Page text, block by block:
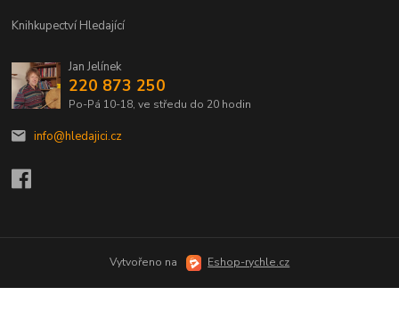
Knihkupectví Hledající
Jan Jelínek
220 873 250
Po-Pá 10-18, ve středu do 20 hodin
info@hledajici.cz
Vytvořeno na Eshop-rychle.cz